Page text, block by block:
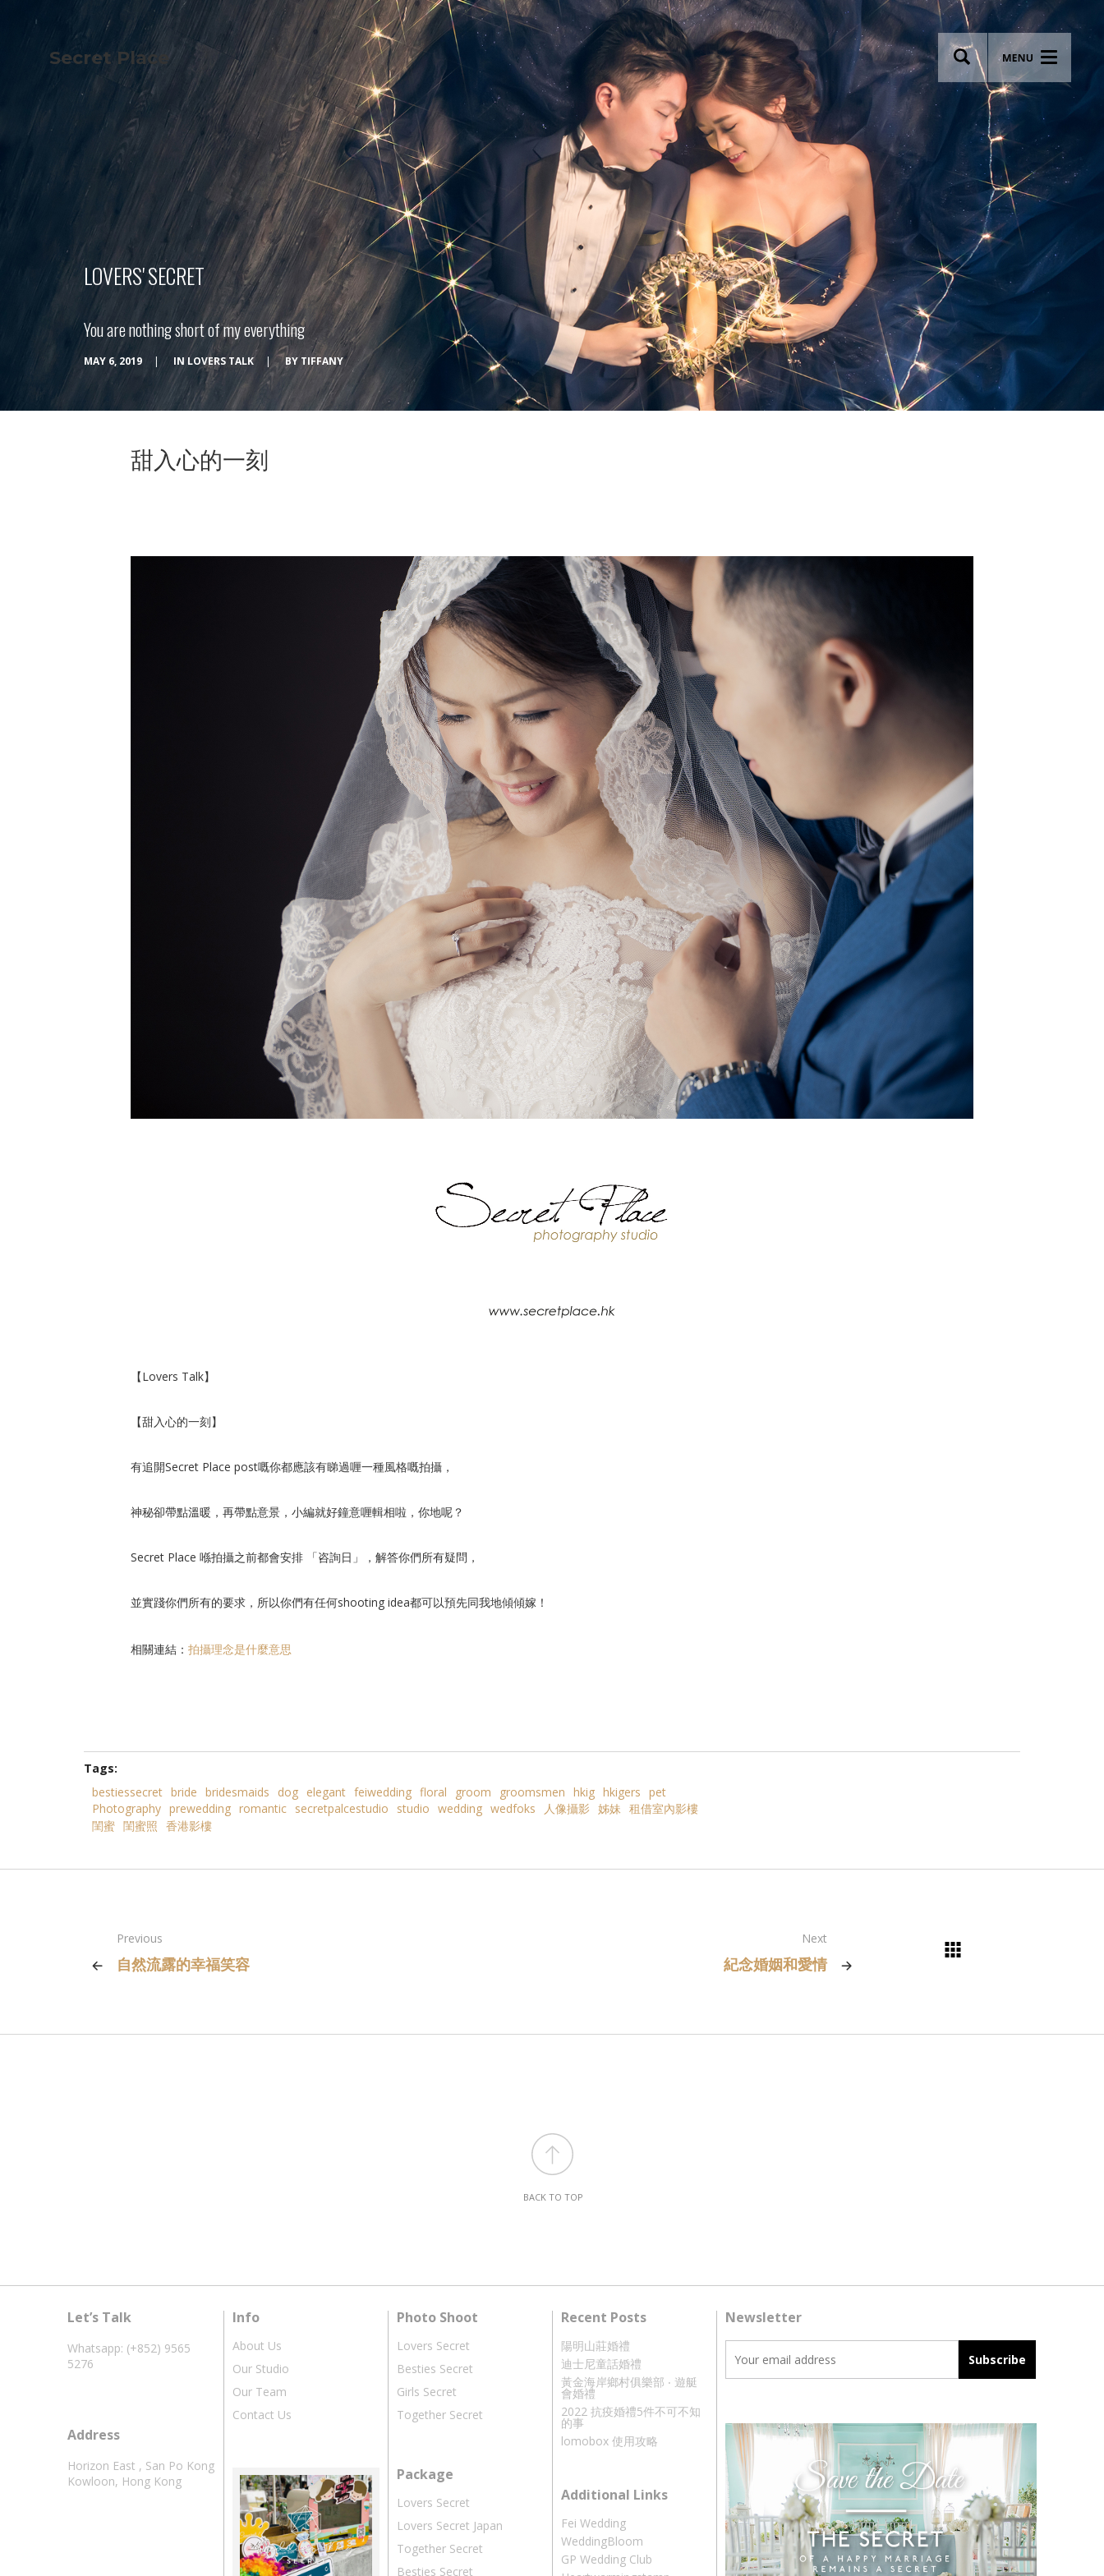
Secret Place Info
About Us
Our Studio
Our Team
Contact Us
Blog
Studio Theme
Victoria
Napoleon
Tiffany Love
Coffee & Tea
Apartment
Open Kitchen
Showroom
Paperwork
Photo Shoot
Lovers Secret
Lovers Secret MIX
Lovers Secret Japan
Besties Secret
Girls Secret
Together Secret
Wedding Secret
Wedding Venue
Wedding Day
Wedding Live Stream
Wedding Photo Booth
Photo Booth
Newsletter
Most breathtaking wedding venues!
LOVERS' SECRET
You are nothing short of my everything
MAY 6, 2019 | IN LOVERS TALK | BY TIFFANY
甜入心的一刻
【Lovers Talk】
【甜入心的一刻】
有追開Secret Place post嘅你都應該有睇過喱一種風格嘅拍攝，
神秘卻帶點溫暖 ，再帶點意景 ，小編就好鐘意喱輯相啦，你地呢？
Secret Place 喺拍攝之前都會安排 「咨詢日」，解答你們所有疑問，
並實踐你們所有的要求，所以你們有任何shooting idea都可以預先同我地傾傾嫁！
相關連結： 拍攝理念是什麼意思
Tags:
bestiessecret bride bridesmaids dog elegant feiwedding floral groom groomsmen hkig hkigers pet
Photography prewedding romantic secretpalcestudio studio wedding wedfoks 人像攝影 姊妹 租借室內影樓
閨蜜 閨蜜照 香港影樓
Previous
自然流露的幸福笑容
Next
紀念婚姻和愛情
BACK TO TOP
Let’s Talk
Whatsapp: (+852) 9565
5276
Address
Horizon East , San Po Kong
Kowloon, Hong Kong
Info
About Us
Our Studio
Our Team
Contact Us
Photo Shoot
Lovers Secret
Besties Secret
Girls Secret
Together Secret
Package
Lovers Secret
Lovers Secret Japan
Together Secret
Besties Secret
Recent Posts
陽明山莊婚禮
迪士尼童話婚禮
黃金海岸鄉村俱樂部 ‧ 遊艇
會婚禮
2022 抗疫婚禮5件不可不知
的事
lomobox 使用攻略
Additional Links
Fei Wedding
WeddingBloom
GP Wedding Club
Newsletter